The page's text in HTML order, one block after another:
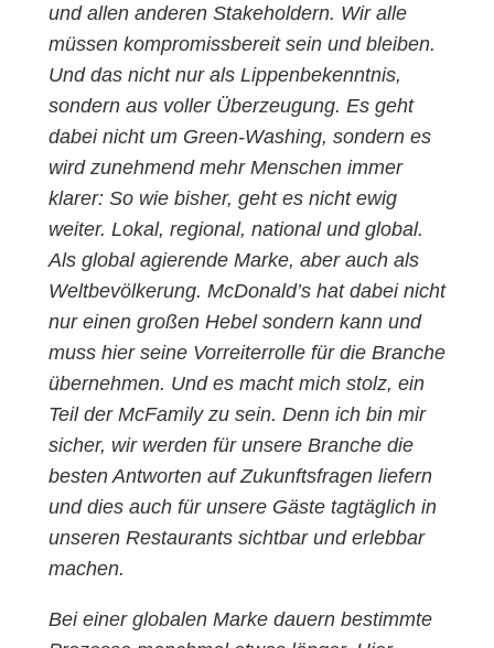
und allen anderen Stakeholdern. Wir alle
müssen kompromissbereit sein und bleiben.
Und das nicht nur als Lippenbekenntnis,
sondern aus voller Überzeugung. Es geht
dabei nicht um Green-Washing, sondern es
wird zunehmend mehr Menschen immer
klarer: So wie bisher, geht es nicht ewig
weiter. Lokal, regional, national und global.
Als global agierende Marke, aber auch als
Weltbevölkerung. McDonald’s hat dabei nicht
nur einen großen Hebel sondern kann und
muss hier seine Vorreiterrolle für die Branche
übernehmen. Und es macht mich stolz, ein
Teil der McFamily zu sein. Denn ich bin mir
sicher, wir werden für unsere Branche die
besten Antworten auf Zukunftsfragen liefern
und dies auch für unsere Gäste tagtäglich in
unseren Restaurants sichtbar und erlebbar
machen.
Bei einer globalen Marke dauern bestimmte